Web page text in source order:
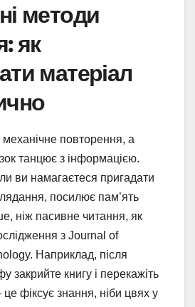
методи
як
матеріал
повторення, а
танцює з інформацією.
ви намагаєтеся пригадати
посилює пам’ять
ніж пасивне читання, як
з Journal of
Наприклад, після
закрийте книгу і перекажіть
фіксує знання, ніби цвях у